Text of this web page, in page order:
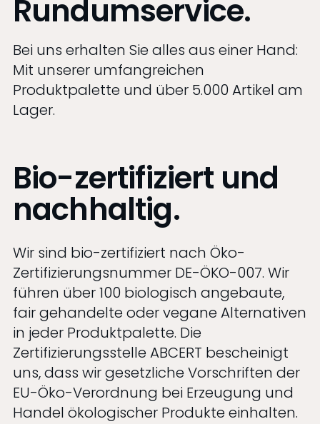
Rundumservice.
Bei uns erhalten Sie alles aus einer Hand:
Mit unserer umfangreichen
Produktpalette und über 5.000 Artikel am
Lager.
Bio-zertifiziert und
nachhaltig.
Wir sind bio-zertifiziert nach Öko-
Zertifizierungsnummer DE-ÖKO-007. Wir
führen über 100 biologisch angebaute,
fair gehandelte oder vegane Alternativen
in jeder Produktpalette. Die
Zertifizierungsstelle ABCERT bescheinigt
uns, dass wir gesetzliche Vorschriften der
EU-Öko-Verordnung bei Erzeugung und
Handel ökologischer Produkte einhalten.